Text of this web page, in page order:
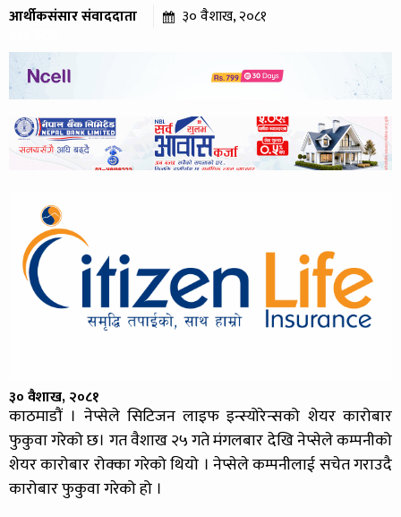
आर्थीकसंसार संवाददाता ३० वैशाख, २०८१
३० वैशाख, २०८१
काठमाडौं । नेप्सेले सिटिजन लाइफ इन्स्योरेन्सको शेयर कारोबार
फुकुवा गरेको छ। गत वैशाख २५ गते मंगलबार देखि नेप्सेले कम्पनीको
शेयर कारोबार रोक्का गरेको थियो । नेप्सेले कम्पनीलाई सचेत गराउदै
कारोबार फुकुवा गरेको हो ।